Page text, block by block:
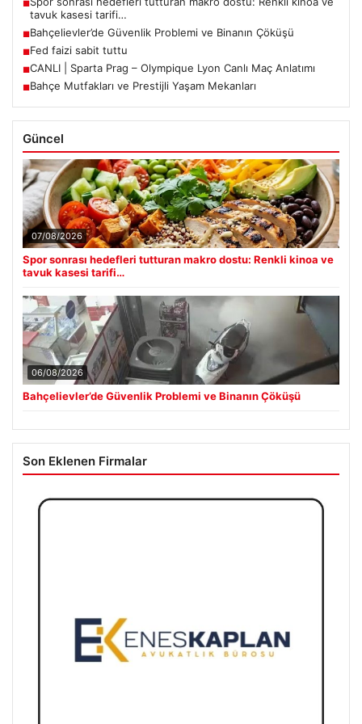
■
tavuk kasesi tarifi…
■Bahçelievler’de Güvenlik Problemi ve Binanın Çöküşü
■Fed faizi sabit tuttu
■CANLI | Sparta Prag – Olympique Lyon Canlı Maç Anlatımı
■Bahçe Mutfakları ve Prestijli Yaşam Mekanları
Güncel
07/08/2026
Spor sonrası hedefleri tutturan makro dostu: Renkli kinoa ve
tavuk kasesi tarifi…
06/08/2026
Bahçelievler’de Güvenlik Problemi ve Binanın Çöküşü
Son Eklenen Firmalar